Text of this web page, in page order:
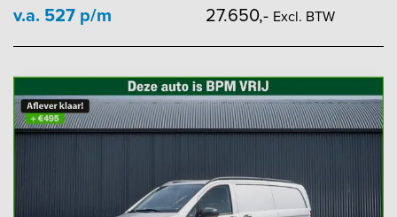
v.a. 527 p/m 27.650,- Excl. BTW